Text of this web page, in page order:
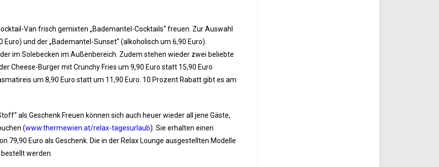
Van frisch gemixten „Bademantel-Cocktails“ freuen. Zur Auswahl
und der „Bademantel-Sunset“ (alkoholisch um 6,90 Euro).
im Solebecken im Außenbereich. Zudem stehen wieder zwei beliebte
Cheese-Burger mit Crunchy Fries um 9,90 Euro statt 15,90 Euro
um 8,90 Euro statt um 11,90 Euro. 10 Prozent Rabatt gibt es am
als Geschenk Freuen können sich auch heuer wieder all jene Gäste,
(www.thermewien.at/relax-tagesurlaub). Sie erhalten einen
79,90 Euro als Geschenk. Die in der Relax Lounge ausgestellten Modelle
werden.